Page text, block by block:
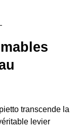
transcende la
levier